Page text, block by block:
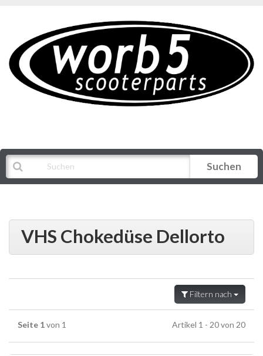
Suchen
VHS Chokedüse Dellorto
Filtern nach
Seite 1von 1 Artikel 1 - 20 von 20